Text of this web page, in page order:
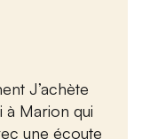
J’achète
Marion qui
une écoute